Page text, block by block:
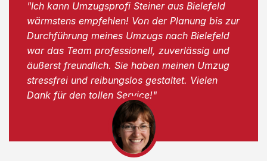
"Ich kann Umzugsprofi Steiner aus Bielefeld
wärmstens empfehlen! Von der Planung bis zur
Durchführung meines Umzugs nach Bielefeld
war das Team professionell, zuverlässig und
äußerst freundlich. Sie haben meinen Umzug
stressfrei und reibungslos gestaltet. Vielen
Dank für den tollen Service!"